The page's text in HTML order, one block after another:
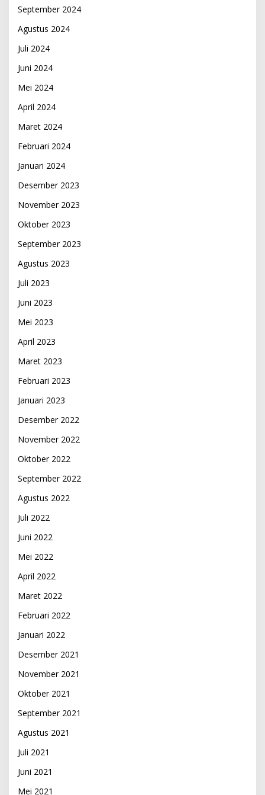
September 2024
Agustus 2024
Juli 2024
Juni 2024
Mei 2024
April 2024
Maret 2024
Februari 2024
Januari 2024
Desember 2023
November 2023
Oktober 2023
September 2023
Agustus 2023
Juli 2023
Juni 2023
Mei 2023
April 2023
Maret 2023
Februari 2023
Januari 2023
Desember 2022
November 2022
Oktober 2022
September 2022
Agustus 2022
Juli 2022
Juni 2022
Mei 2022
April 2022
Maret 2022
Februari 2022
Januari 2022
Desember 2021
November 2021
Oktober 2021
September 2021
Agustus 2021
Juli 2021
Juni 2021
Mei 2021